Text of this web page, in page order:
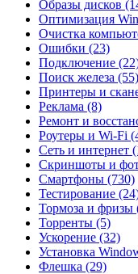
Образы дисков
Оптимизация
Очистка
Ошибки (23)
Подключение
Поиск железа (55)
Принтеры и
Реклама (8)
Ремонт и
Роутеры и Wi-Fi
Сеть и интернет
Скриншоты и
Смартфоны (730)
Тестирование
Тормоза и фризы
Торренты (5)
Ускорение (32)
Установка
Флешка (29)